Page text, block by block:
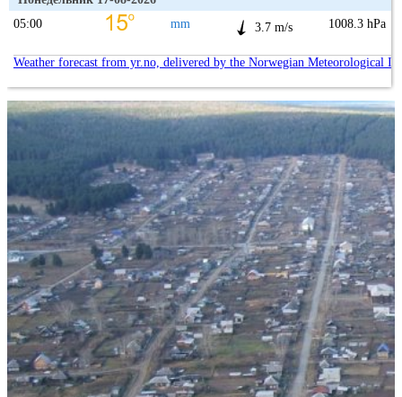
05:00
mm 3.7 m/s 1008.3 hPa
Weather forecast from yr.no, delivered by the Norwegian Meteorological